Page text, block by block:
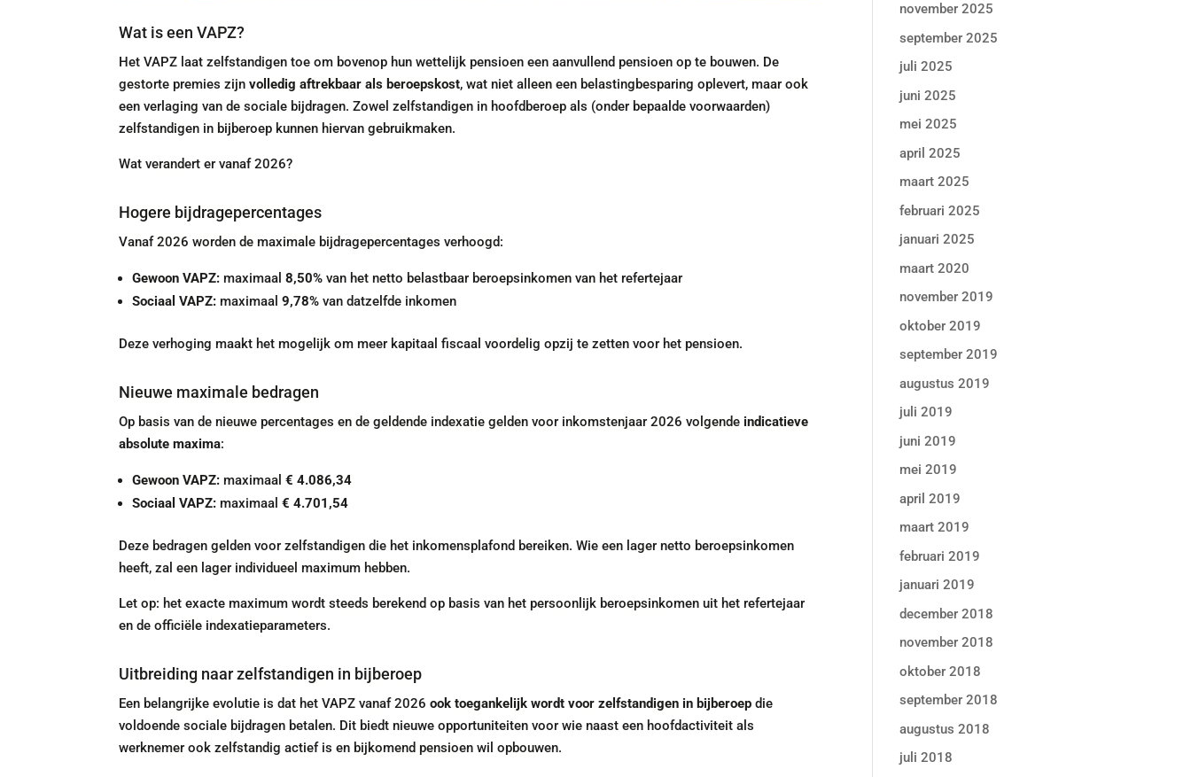
Wat is een VAPZ?
Het VAPZ laat zelfstandigen toe om bovenop hun wettelijk pensioen een aanvullend pensioen op te bouwen. De
gestorte premies zijnvolledig aftrekbaar als beroepskost, wat niet alleen een belastingbesparing oplevert, maar ook
een verlaging van de sociale bijdragen. Zowel zelfstandigen in hoofdberoep als (onder bepaalde voorwaarden)
zelfstandigen in bijberoep kunnen hiervan gebruikmaken.
Wat verandert er vanaf 2026?
Hogere bijdragepercentages
Vanaf 2026 worden de maximale bijdragepercentages verhoogd:
Gewoon VAPZ: maximaal8,50% van het netto belastbaar beroepsinkomen van het refertejaar
Sociaal VAPZ: maximaal9,78% van datzelfde inkomen
Deze verhoging maakt het mogelijk om meer kapitaal fiscaal voordelig opzij te zetten voor het pensioen.
Nieuwe maximale bedragen
Op basis van de nieuwe percentages en de geldende indexatie gelden voor inkomstenjaar 2026 volgende indicatieve
absolute maxima:
Gewoon VAPZ: maximaal€ 4.086,34
Sociaal VAPZ: maximaal€ 4.701,54
Deze bedragen gelden voor zelfstandigen die het inkomensplafond bereiken. Wie een lager netto beroepsinkomen
heeft, zal een lager individueel maximum hebben.
Let op: het exacte maximum wordt steeds berekend op basis van het persoonlijk beroepsinkomen uit het refertejaar
en de officiële indexatieparameters.
Uitbreiding naar zelfstandigen in bijberoep
Een belangrijke evolutie is dat het VAPZ vanaf 2026ook toegankelijk wordt voor zelfstandigen in bijberoep die
voldoende sociale bijdragen betalen. Dit biedt nieuwe opportuniteiten voor wie naast een hoofdactiviteit als
werknemer ook zelfstandig actief is en bijkomend pensioen wil opbouwen.
november 2025
september 2025
juli 2025
juni 2025
mei 2025
april 2025
maart 2025
februari 2025
januari 2025
maart 2020
november 2019
oktober 2019
september 2019
augustus 2019
juli 2019
juni 2019
mei 2019
april 2019
maart 2019
februari 2019
januari 2019
december 2018
november 2018
oktober 2018
september 2018
augustus 2018
juli 2018